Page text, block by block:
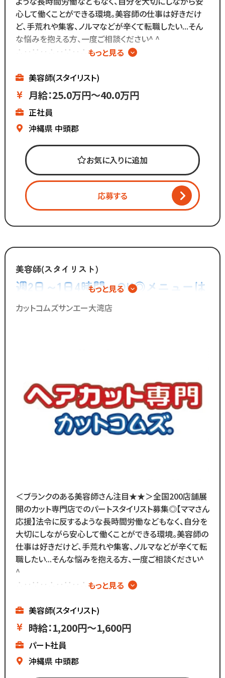
お客様とは最低限しか
会話をしないスタイルなので
お客様との関係作りが苦手...
という方にもピッタリ◎
心して働くことができる環境。美容師の仕事は好きだけ
ど、手荒れや集客、ノルマなどが辛くて転職したい...そん
な悩みを抱える方、一度ご相談ください^ ^
∴‥∵‥∴‥∵‥∴‥
▼ノルマはないけど
基本給が高いのでしっかり稼げる
▼残業ほぼなし
▼全国200店舗展開
▼地域に愛される安心経営
「美容師の仕事は好きだけど
長時間労働＋低賃金で転職したい...」
「物価ばかり上がって
給与は上がらず生活に余裕がない」
「手荒れやノルマがキツイ」
そんな働き方はもう古い。
カット専門店の「カットコムズ」。
「今より稼げるけど、ホワイトな労働環境」
で一緒に働きませんか？
ブランクがあっても大丈夫！
数多くのスタッフ教育をしてきた
ノウハウによる安心の教育制度あり。
メニューはカットのみなので
難しい業務内容はありません！
また、担当・予約制ではなく
お客様とは最低限しか
会話をしないスタイルなので
お客様との関係作りが苦手...
という方にもピッタリ◎
もっと見る
美容師(スタイリスト)
月給：25.0万円～40.0万円
正社員
沖縄県 中頭郡
お気に入りに追加
応募する
美容師(スタイリスト)
週2日～1日4時間～OK◎メニューは
カットのみ◎シャンプーやカラー、
もっと見る
カットコムズサンエー大湾店
＜ブランクのある美容師さん注目★★＞全国200店舗展
開のカット専門店でのパートスタイリスト募集◎【ママさん
応援】法令に反するような長時間労働などもなく、自分を
大切にしながら安心して働くことができる環境。美容師の
仕事は好きだけど、手荒れや集客、ノルマなどが辛くて転
職したい...そんな悩みを抱える方、一度ご相談ください^
^
∴‥∵‥∴‥∵‥∴‥
▼週2日～、1日4時間～OK
▼ブランクがあっても安心
▼全国200店舗展開
▼地域に愛される安心経営
∴‥∵‥∴‥∵‥∴‥
もっと見る
美容師(スタイリスト)
時給：1,200円～1,600円
パート社員
沖縄県 中頭郡